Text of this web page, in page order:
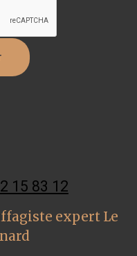
15 83 12
expert Le